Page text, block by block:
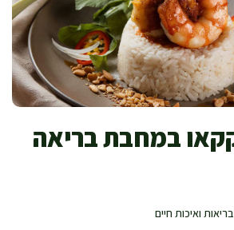
במחבת בריאה
ואיכות חיים